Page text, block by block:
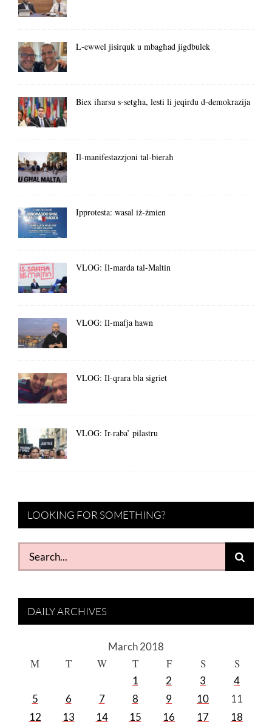
L-ewwel jisirquk u mbagħad jigdbulek
Biex iħarsu s-setgħa, lesti li jeqirdu d-demokrazija
Il-manifestazzjoni tal-bieraħ
Ipprotesta: wasal iż-żmien
VLOG: Il-marda tal-Maltin
VLOG: Il-mafja hawn
VLOG: Il-qrara bla sigriet
VLOG: Ir-raba’ pilastru
LOOKING FOR SOMETHING?
Search
for:
DAILY ARCHIVES
March 2018
M T W T F S S
1 2 3
4
5
6 7 8 9 10
11
12
13 14 15 16 17 18